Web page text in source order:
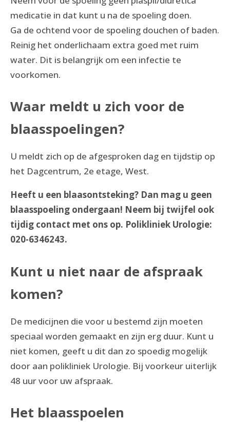
medicatie in dat kunt u na de spoeling doen.
Ga de ochtend voor de spoeling douchen of baden.
Reinig het onderlichaam extra goed met ruim
water. Dit is belangrijk om een infectie te
voorkomen.
Waar meldt u zich voor de
blaasspoelingen?
U meldt zich op de afgesproken dag en tijdstip op
het Dagcentrum, 2e etage, West.
Heeft u een blaasontsteking? Dan mag u geen
blaasspoeling ondergaan! Neem bij twijfel ook
tijdig contact met ons op. Polikliniek Urologie:
020-6346243.
Kunt u niet naar de afspraak
komen?
De medicijnen die voor u bestemd zijn moeten
speciaal worden gemaakt en zijn erg duur. Kunt u
niet komen, geeft u dit dan zo spoedig mogelijk
door aan polikliniek Urologie. Bij voorkeur uiterlijk
48 uur voor uw afspraak.
Het blaasspoelen